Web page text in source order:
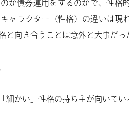
か債券運用をするのかで、性格
ャラクター（性格）の違いは現
向き合うことは意外と大事だっ
かい」性格の持ち主が向いてい